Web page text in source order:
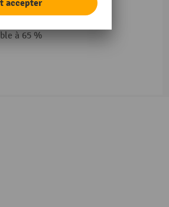
de charge par cadre
à 65 %